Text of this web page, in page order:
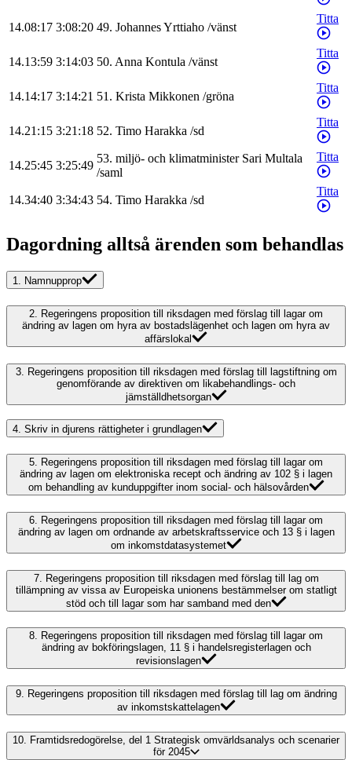
14.08:17 3:08:20 49. JohannesYrttiaho /vänst
Titta
14.13:59 3:14:03 50. Anna Kontula /vänst
Titta
14.14:17 3:14:21 51. Krista Mikkonen /gröna
Titta
14.21:15 3:21:18 52. Timo Harakka /sd
Titta
14.25:45 3:25:49
53. miljö- och klimatminister Sari Multala
/saml
Titta
14.34:40 3:34:43 54. Timo Harakka /sd
Titta
Dagordning alltså ärenden som behandlas
1. Namnupprop
2. Regeringens proposition till riksdagen med förslag till lagar om
ändring av lagen om hyra av bostadslägenhet och lagen om hyra av
affärslokal
3. Regeringens proposition till riksdagen med förslag till lagstiftning om
genomförande av direktiven om likabehandlings- och
jämställdhetsorgan
4. Skriv in djurens rättigheter i grundlagen
5. Regeringens proposition till riksdagen med förslag till lagar om
ändring av lagen om elektroniska recept och ändring av 102 § i lagen
om behandling av kunduppgifter inom social- och hälsovården
6.
Regeringens proposition till riksdagen med förslag till lagar om
ändring av lagen om ordnande av arbetskraftsservice och 13 § i lagen
om inkomstdatasystemet
7. Regeringens proposition till riksdagen med förslag till lag om
tillämpning av vissa av Europeiska unionens bestämmelser om statligt
stöd och till lagar som har samband med den
8. Regeringens proposition till riksdagen med förslag till lagar om
ändring av bokföringslagen, 11 § i handelsregisterlagen och
revisionslagen
9. Regeringens proposition till riksdagen med förslag till lag om ändring
av inkomstskattelagen
10.
Framtidsredogörelse, del 1 Strategisk omvärldsanalys och scenarier
för 2045